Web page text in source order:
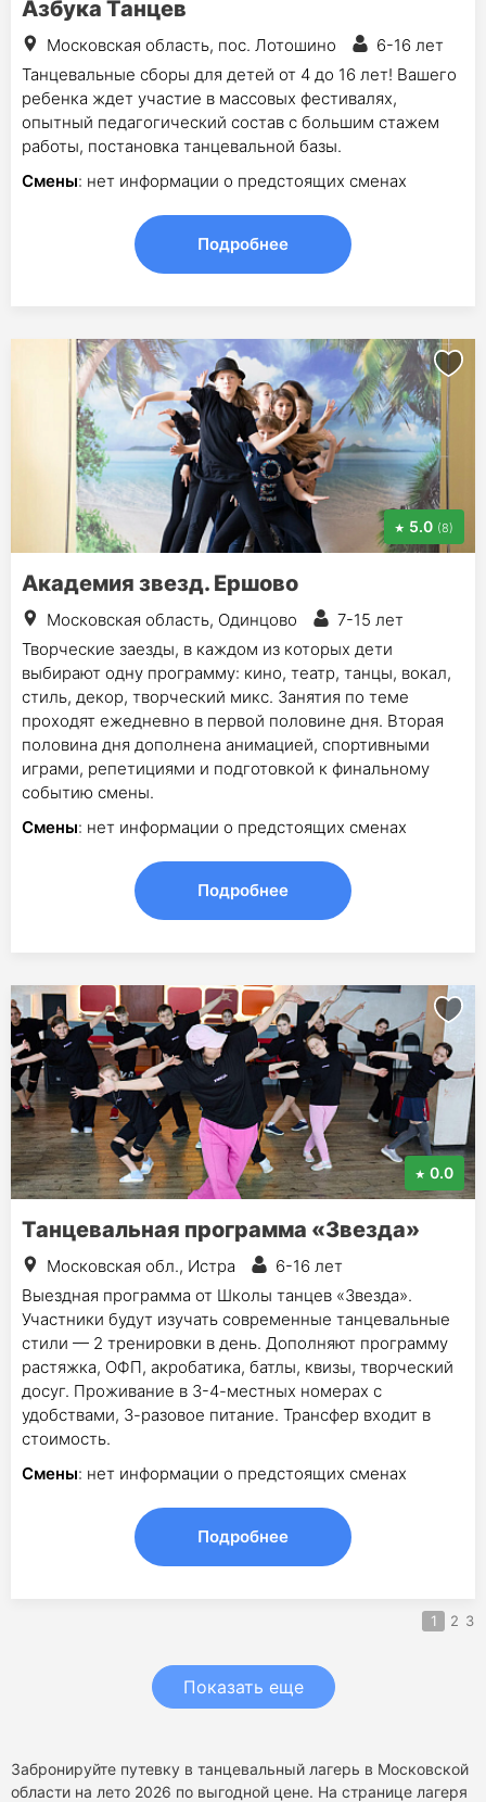
Азбука Танцев
Московская область, пос. Лотошино
6-16 лет
Танцевальные сборы для детей от 4 до 16 лет! Вашего
ребенка ждет участие в массовых фестивалях,
опытный педагогический состав с большим стажем
работы, постановка танцевальной базы.
Смены: нет информации о предстоящих сменах
Подробнее
5.0 (8)
Академия звезд. Ершово
Московская область, Одинцово
7-15 лет
Творческие заезды, в каждом из которых дети
выбирают одну программу: кино, театр, танцы, вокал,
стиль, декор, творческий микс. Занятия по теме
проходят ежедневно в первой половине дня. Вторая
половина дня дополнена анимацией, спортивными
играми, репетициями и подготовкой к финальному
событию смены.
Смены: нет информации о предстоящих сменах
Подробнее
0.0
Танцевальная программа «Звезда»
Московская обл., Истра
6-16 лет
Выездная программа от Школы танцев «Звезда».
Участники будут изучать современные танцевальные
стили — 2 тренировки в день. Дополняют программу
растяжка, ОФП, акробатика, батлы, квизы, творческий
досуг. Проживание в 3-4-местных номерах с
удобствами, 3-разовое питание. Трансфер входит в
стоимость.
Смены: нет информации о предстоящих сменах
Подробнее
1 2 3
Показать еще
Забронируйте путевку в танцевальный лагерь в Московской
области на лето 2026 по выгодной цене. На странице лагеря